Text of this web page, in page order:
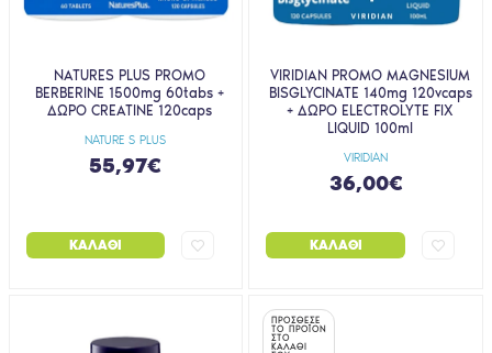
NATURE S PLUS
NATURES PLUS PROMO
BERBERINE 1500mg 60tabs +
ΔΩΡΟ CREATINE 120caps
55,97€
ΚΑΛΆΘΙ
VIRIDIAN
VIRIDIAN PROMO MAGNESIUM
BISGLYCINATE 140mg 120vcaps
+ ΔΩΡΟ ELECTROLYTE FIX
LIQUID 100ml
36,00€
ΚΑΛΆΘΙ
ΠΡΟΣΘΕΣΕ
ΤΟ ΠΡΟΪΟΝ
ΣΤΟ
ΚΑΛΑΘΙ